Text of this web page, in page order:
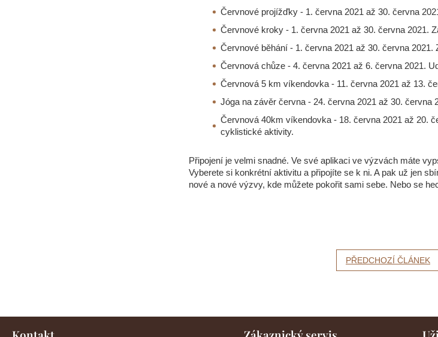
Červnové projížďky - 1. června 2021 až 30. června
Červnové kroky - 1. června 2021 až 30. června 2021.
Červnové běhání - 1. června 2021 až 30. června
Červnová chůze - 4. června 2021 až 6. června 2021.
Červnová 5 km víkendovka - 11. června 2021 až 13.
Jóga na závěr června - 24. června 2021 až 30. června
Červnová 40km víkendovka - 18. června 2021 až 20.
cyklistické aktivity.
Připojení je velmi snadné. Ve své aplikaci ve výzvách máte
Vyberete si konkrétní aktivitu a připojíte se k ni. A pak už jen
nové a nové výzvy, kde můžete pokořit sami sebe. Nebo se
PŘEDCHOZÍ ČLÁNEK